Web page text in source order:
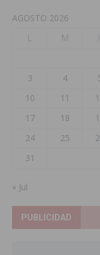
AGOSTO 2026
L
M
3
4
10
11
17
18
24
25
31
« Jul
PUBLICIDAD